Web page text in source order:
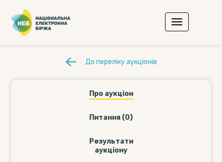
До переліку аукціонів
Про аукціон
Питання (0)
Результати
аукціону